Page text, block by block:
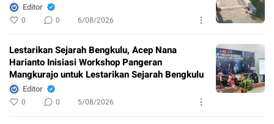
Editor
0 0 6/08/2026
Lestarikan Sejarah Bengkulu, Acep Nana
Harianto Inisiasi Workshop Pangeran
Mangkurajo untuk Lestarikan Sejarah Bengkulu
Editor
0 0 5/08/2026